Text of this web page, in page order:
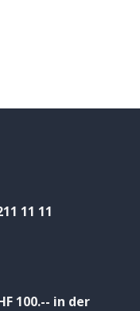
11 11
100.-- in der